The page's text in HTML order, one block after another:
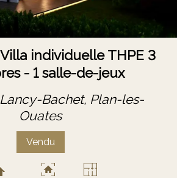
individuelle THPE 3
- 1 salle-de-jeux
Bachet, Plan-les-
Ouates
Vendu